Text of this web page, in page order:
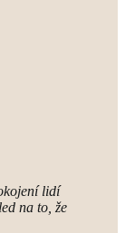
lidí
na to, že